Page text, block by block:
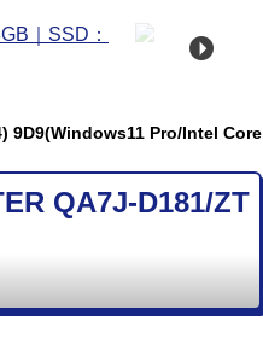
9D9(Windows11 Pro/Intel Core
QA7J-D181/ZT